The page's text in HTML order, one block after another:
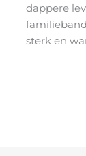
dappere
sterk en